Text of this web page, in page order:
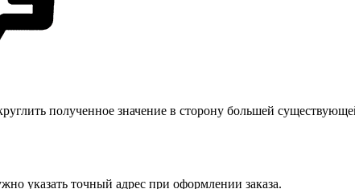
полученное значение в сторону большей
указать точный адрес при оформлении заказа.